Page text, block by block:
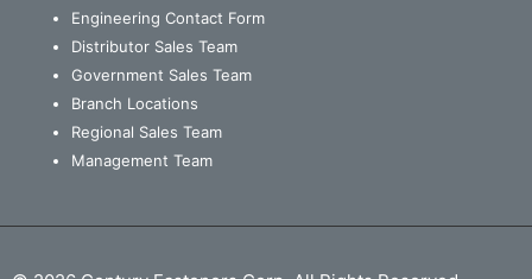
Engineering Contact Form
Distributor Sales Team
Government Sales Team
Branch Locations
Regional Sales Team
Management Team